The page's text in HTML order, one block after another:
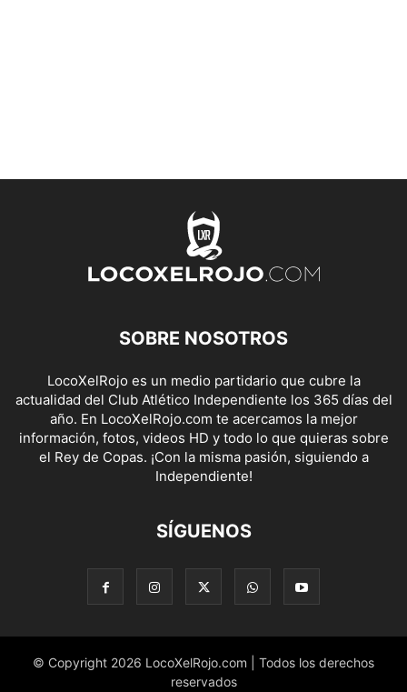
SOBRE NOSOTROS
LocoXelRojo es un medio partidario que cubre la
actualidad del Club Atlético Independiente los 365 días del
año. En LocoXelRojo.com te acercamos la mejor
información, fotos, videos HD y todo lo que quieras sobre
el Rey de Copas. ¡Con la misma pasión, siguiendo a
Independiente!
SÍGUENOS
© Copyright 2026 LocoXelRojo.com | Todos los derechos
reservados